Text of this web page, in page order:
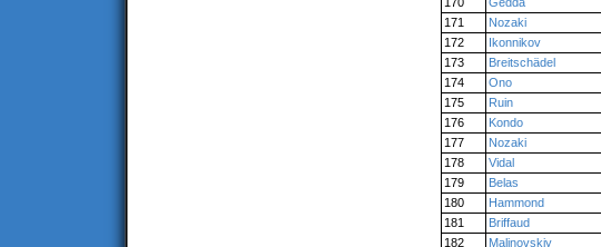
171
Nozaki
172
Ikonnikov
173
Breitschädel
174
Ono
175
Ruin
176
Kondo
177
Nozaki
178
Vidal
179
Belas
180
Hammond
181
Briffaud
182
Malinovskiy